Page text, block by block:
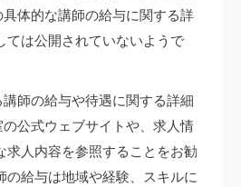
具体的な講師の給与に関する詳
ては公開されていないようで
師の給与や待遇に関する詳細
の公式ウェブサイトや、求人情
求人内容を参照することをお勧
の給与は地域や経験、スキルに